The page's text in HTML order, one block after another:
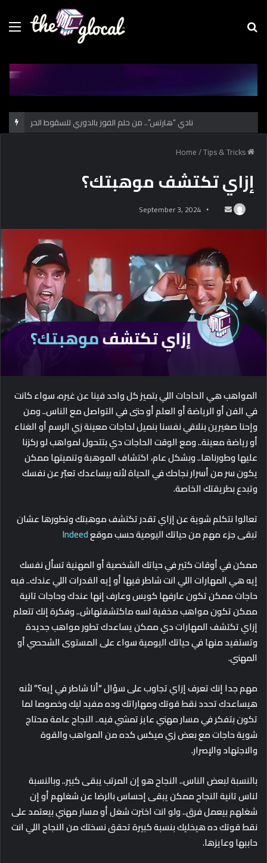
Menu
نادي “هارتس”.. من حلم الفوز بالدوري للسقوط الحر
/Tips & Tricks
إزاي تكتشف موهبتك؟
d
a
n
e
m
a
i
September 3, 2024
المواهب هي الحاجات اللي بتميز كل واحد فينا عن غيره، سواء كانت
في الفن أو الرياضة أو العلم أو حتى في التواصل مع الناس.. ومن
وإحنا صغيرين بنلاقي نفسنا بنميل لحاجات معينة زي الرسم أو الغناء
أو رياضة معينة.. ومع الوقت الحاجات دي بتتحول لمواهب لو ركزنا
عليها وطورناها.. وبشكل عام، اكتشاف الموهبة وتنميتها ممكن
يكون سر من أسرار نجاحك في الحياة لأنه بيساعدك تعبّر عن نفسك
وتبدع بطريقتك الخاصة.
تعالوا نتكلم شوية عن إزاي تقدر تكتشف موهبتك وتطورها عشان
تبقى جزء مهم من حياتك اليومية حسب موقعIndeed
ممكن في أوقات كتير في حياتك الشخصية أو المهنية تسأل نفسك
إيه هي المهارات اللي انت شاطر فيها أو إيه القدرات اللي عندك.. فيه
حاجات ممكن تكون عارفها كويس وعارف إنها عندك وحاجات تانية
ممكن تكون مواهب مخفية لسه ماكتشفتهاش.. وفكرة إنك تتعلم
إزاي تكتشف المهارات دي ممكن يساعدك تطور مواهب جديدة
وتستفيد منها في حياتك اليومية سواء على المستوى الشحصي أو
المهني.
مهم جدا إنك تعرف إزاي تجاوب على سؤال “أنا شاطر في إيه؟” لأنه
هيساعدك تحدد نقط قوتك ومهاراتك وده مفيد ليك وخصوصا لما
تكون بتفكر في مسار مهني عايز تمشي فيه.. النجاح عامة محتاج
شوية حاجات مع بعض زي ميكس كده من المواهب والقوة
والاجتهاد والإصرار.
بالنسبة لبعض الناس.. النجاح هو إن المرتب يبقى كبير.. وبالنسبة
لناس تانية النجاح ممكن يبقى إحساس بالرضا عن شغلهم أو إن
شغلهم بيعمل فرق.. ولو انت اخترت شغل أو مسار مهني بيعتمد على
نقط قوتك ده هيخليك بنسبة كبيرة تحقق نسختك من النجاح اللي انت
حاببها وعايزها.